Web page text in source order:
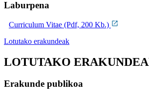
Laburpena
Curriculum Vitae (Pdf, 200 Kb.)
Lotutako erakundeak
LOTUTAKO
Erakunde publikoa